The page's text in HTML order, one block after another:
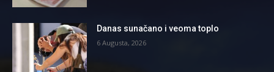
Danas sunačano i veoma toplo
6 Augusta, 2026